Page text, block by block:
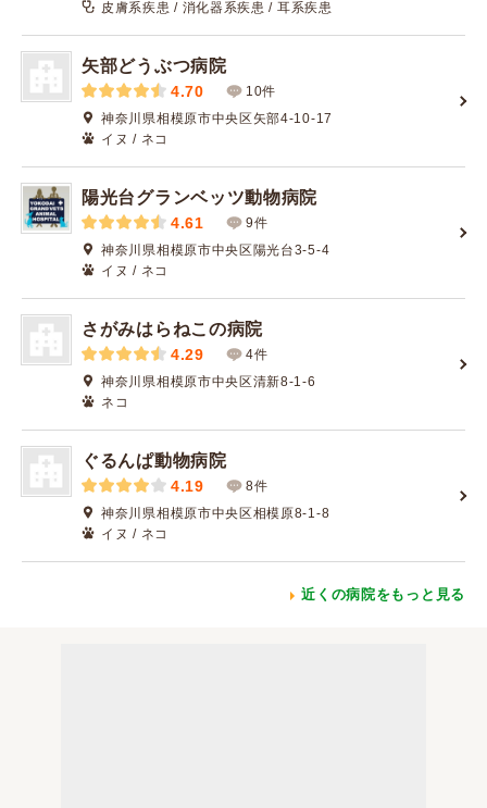
皮膚系疾患 / 消化器系疾患 / 耳系疾患
矢部どうぶつ病院
4.70
10件
神奈川県相模原市中央区矢部4-10-17
イヌ / ネコ
陽光台グランベッツ動物病院
4.61
9件
神奈川県相模原市中央区陽光台3-5-4
イヌ / ネコ
さがみはらねこの病院
4.29
4件
神奈川県相模原市中央区清新8-1-6
ネコ
ぐるんぱ動物病院
4.19
8件
神奈川県相模原市中央区相模原8-1-8
イヌ / ネコ
近くの病院をもっと見る